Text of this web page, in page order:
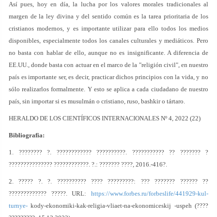
Así pues, hoy en día, la lucha por los valores morales tradicionales al
margen de la ley divina y del sentido común es la tarea prioritaria de los
cristianos modernos, y es importante utilizar para ello todos los medios
disponibles, especialmente todos los canales culturales y mediáticos. Pero
no basta con hablar de ello, aunque no es insignificante. A diferencia de
EE.UU., donde basta con actuar en el marco de la "religión civil", en nuestro
país es importante ser, es decir, practicar dichos principios con la vida, y no
sólo realizarlos formalmente. Y esto se aplica a cada ciudadano de nuestro
país, sin importar si es musulmán o cristiano, ruso, bashkir o tártaro.
HERALDO DE LOS CIENTÍFICOS INTERNACIONALES Nº 4, 2022 (22)
Bibliografia:
1. ???????? ?. ???????????? ??????????. ??????????? ?? ??????? ?
??????????????? ????????????. ?.: ??????? ????, 2016.-416?.
2. ????? ?. ?. ?????????? ???? ?????????: ??? ??????? ?????? ??
????????????? ?????. URL: https://www.forbes.ru/forbeslife/441929-kul-
turnye- kody-ekonomiki-kak-religia-vliaet-na-ekonomiceskij -uspeh (????